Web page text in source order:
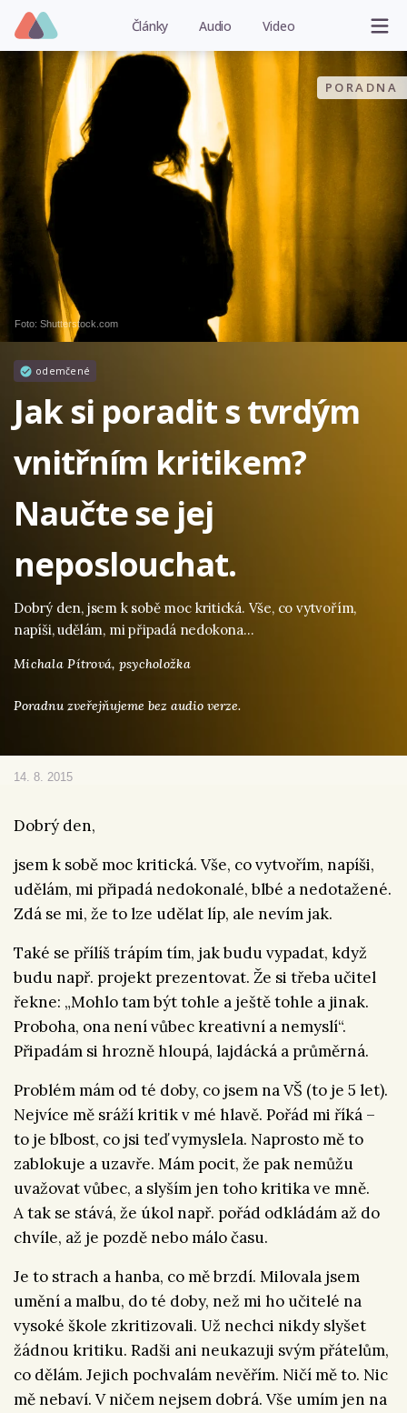
Články Audio Video
PORADNA
Foto: Shutterstock.com
odemčené
Jak si poradit s tvrdým
vnitřním kritikem?
Naučte se jej
neposlouchat.
Dobrý den, jsem k sobě moc kritická. Vše, co vytvořím,
napíši, udělám, mi připadá nedokona…
Michala Pítrová, psycholožka
Poradnu zveřejňujeme bez audio verze.
14. 8. 2015
Dobrý den,
jsem k sobě moc kritická. Vše, co vytvořím, napíši,
udělám, mi připadá nedokonalé, blbé a nedotažené.
Zdá se mi, že to lze udělat líp, ale nevím jak.
Také se přílíš trápím tím, jak budu vypadat, když
budu např. projekt prezentovat. Že si třeba učitel
řekne: „Mohlo tam být tohle a ještě tohle a jinak.
Proboha, ona není vůbec kreativní a nemyslí“.
Připadám si hrozně hloupá, lajdácká a průměrná.
Problém mám od té doby, co jsem na VŠ (to je 5 let).
Nejvíce mě sráží kritik v mé hlavě. Pořád mi říká –
to je blbost, co jsi teď vymyslela. Naprosto mě to
zablokuje a uzavře. Mám pocit, že pak nemůžu
uvažovat vůbec, a slyším jen toho kritika ve mně.
A tak se stává, že úkol např. pořád odkládám až do
chvíle, až je pozdě nebo málo času.
Je to strach a hanba, co mě brzdí. Milovala jsem
umění a malbu, do té doby, než mi ho učitelé na
vysoké škole zkritizovali. Už nechci nikdy slyšet
žádnou kritiku. Radši ani neukazuji svým přátelům,
co dělám. Jejich pochvalám nevěřím. Ničí mě to. Nic
mě nebaví. V ničem nejsem dobrá. Vše umím jen na